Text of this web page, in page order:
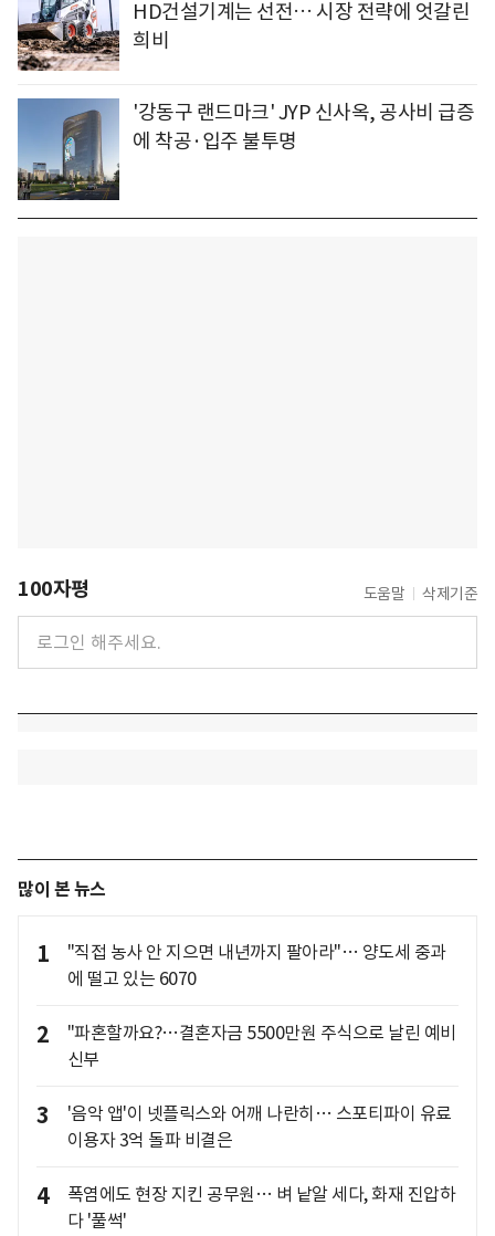
HD건설기계는 선전… 시장 전략에 엇갈린
희비
'강동구 랜드마크' JYP 신사옥, 공사비 급증
에 착공·입주 불투명
100자평 도움말 삭제기준
많이 본 뉴스
1
"직접 농사 안 지으면 내년까지 팔아라"… 양도세 중과
에 떨고 있는 6070
2
"파혼할까요?…결혼자금 5500만원 주식으로 날린 예비
신부
3
'음악 앱'이 넷플릭스와 어깨 나란히… 스포티파이 유료
이용자 3억 돌파 비결은
4
폭염에도 현장 지킨 공무원… 벼 낱알 세다, 화재 진압하
다 '풀썩'